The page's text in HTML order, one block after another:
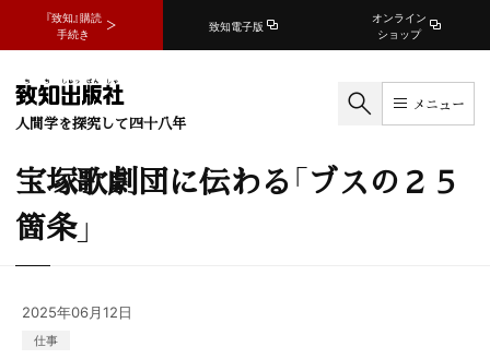
『致知』購読
手続き
致知電子版
オンライン
ショップ
人間学を探究して四十八年
メニュー
宝塚歌劇団に伝わる「ブスの２５
箇条」
2025年06月12日
仕事